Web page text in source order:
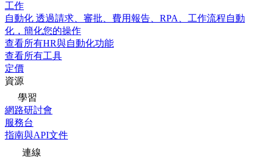
工作
自動化 透過請求、審批、費用報告、RPA、工作流程自動
化，簡化您的操作
查看所有HR與自動化功能
查看所有工具
定價
資源
學習
網路研討會
服務台
指南與API文件
連線